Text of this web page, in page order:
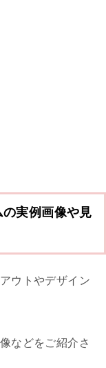
実例画像や見
ウトやデザイン
などをご紹介さ